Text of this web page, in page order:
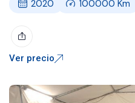
2020 100000Km
Ver precio